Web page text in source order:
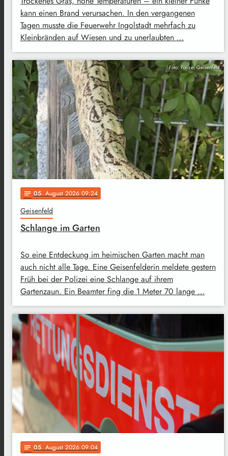
kann einen Brand verursachen. In den vergangenen
Tagen musste die Feuerwehr Ingolstadt mehrfach zu
Kleinbränden auf Wiesen und zu unerlaubten …
Foto: Polizei Geisenfeld
notes 05. August 2026 09:24
Geisenfeld
Schlange im Garten
So eine Entdeckung im heimischen Garten macht man
auch nicht alle Tage. Eine Geisenfelderin meldete gestern
Früh bei der Polizei eine Schlange auf ihrem
Gartenzaun. Ein Beamter fing die 1 Meter 70 lange …
notes 05. August 2026 09:04